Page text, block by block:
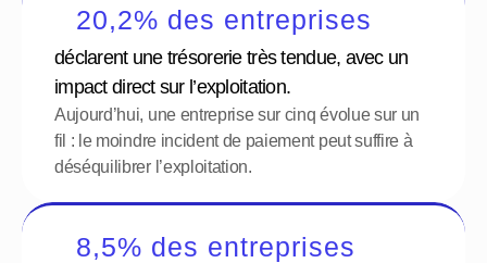
20,2% des entreprises
déclarent une trésorerie très tendue, avec un
impact direct sur l’exploitation.
Aujourd’hui, une entreprise sur cinq évolue sur un
fil : le moindre incident de paiement peut suffire à
déséquilibrer l’exploitation.
8,5% des entreprises